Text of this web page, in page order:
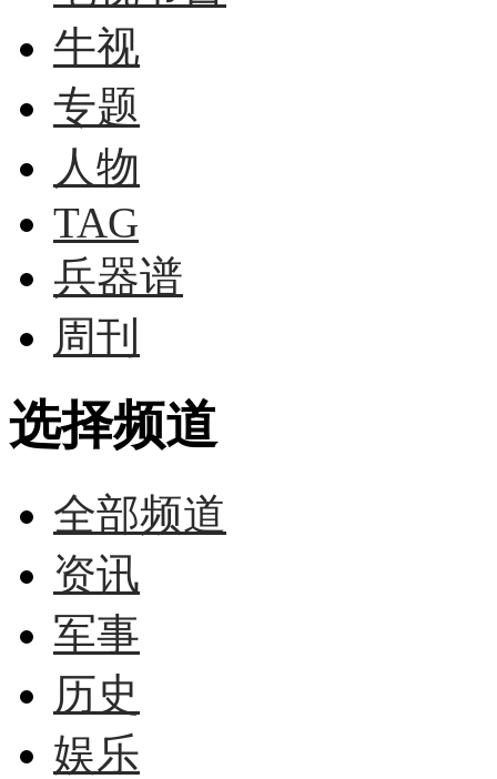
牛视
专题
人物
TAG
兵器谱
周刊
选择频道
全部频道
资讯
军事
历史
娱乐